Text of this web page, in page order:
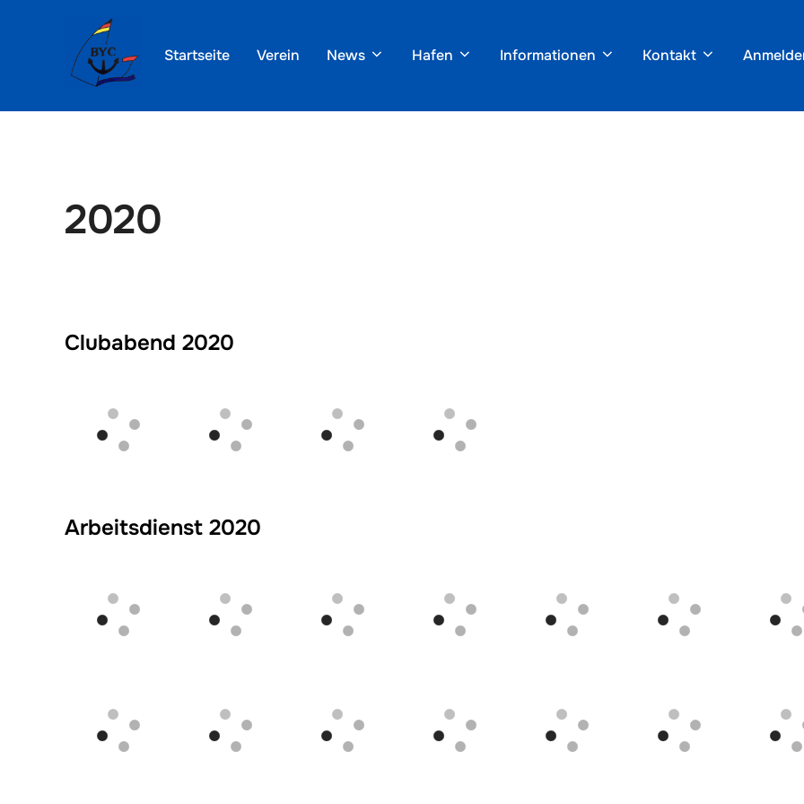
Startseite Verein News Hafen Informationen Kontakt
2020
Clubabend 2020
Arbeitsdienst 2020